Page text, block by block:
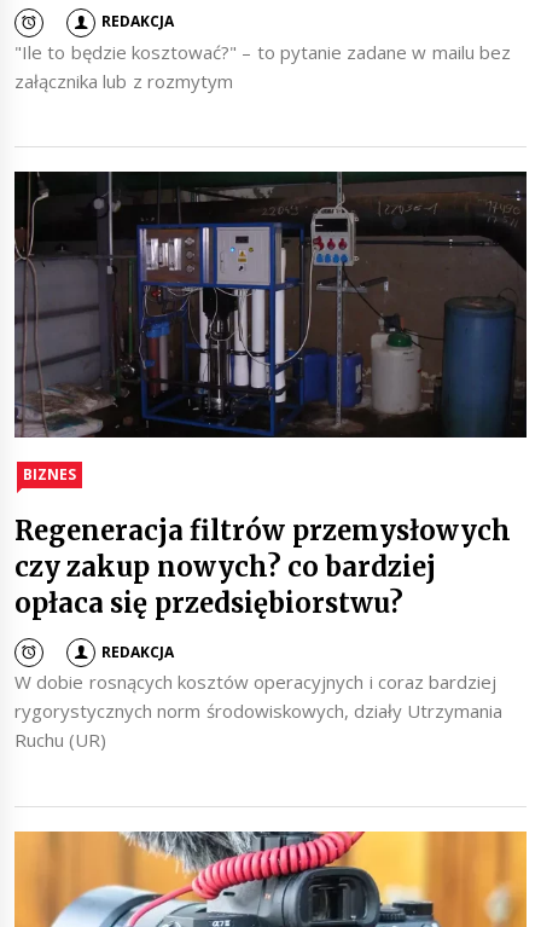
REDAKCJA
"Ile to będzie kosztować?" – to pytanie zadane w mailu bez
załącznika lub z rozmytym
BIZNES
Regeneracja filtrów przemysłowych
czy zakup nowych? co bardziej
opłaca się przedsiębiorstwu?
REDAKCJA
W dobie rosnących kosztów operacyjnych i coraz bardziej
rygorystycznych norm środowiskowych, działy Utrzymania
Ruchu (UR)